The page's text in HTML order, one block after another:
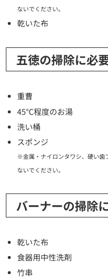
ないでください。
乾いた布
五徳の掃除に必
重曹
45℃程度のお湯
洗い桶
スポンジ
※金属・ナイロンタワシ、硬い歯
ないでください。
バーナーの掃除
乾いた布
食器用中性洗剤
竹串